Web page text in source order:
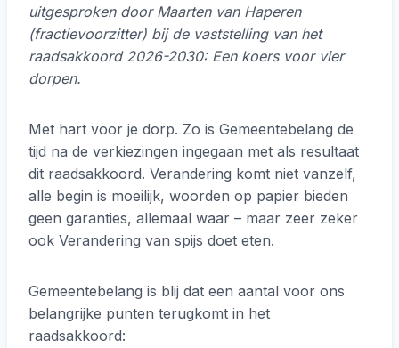
uitgesproken door Maarten van Haperen
(fractievoorzitter) bij de vaststelling van het
raadsakkoord 2026-2030: Een koers voor vier
dorpen.
Met hart voor je dorp. Zo is Gemeentebelang de
tijd na de verkiezingen ingegaan met als resultaat
dit raadsakkoord. Verandering komt niet vanzelf,
alle begin is moeilijk, woorden op papier bieden
geen garanties, allemaal waar – maar zeer zeker
ook Verandering van spijs doet eten.
Gemeentebelang is blij dat een aantal voor ons
belangrijke punten terugkomt in het
raadsakkoord: